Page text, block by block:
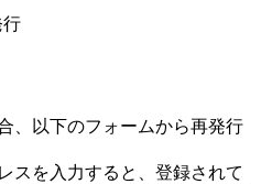
行
、以下のフォームから再発行
スを入力すると、登録されて